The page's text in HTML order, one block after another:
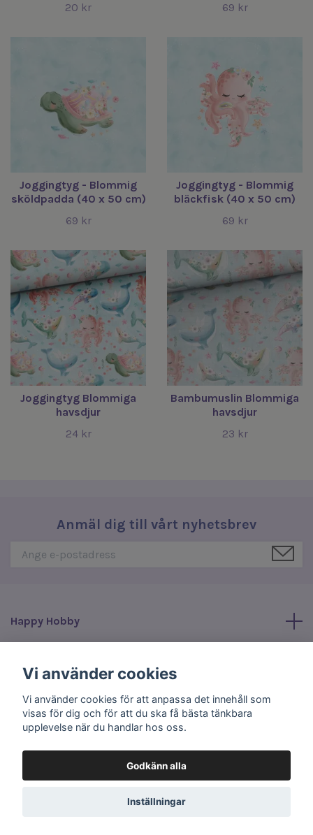
20 kr
69 kr
Joggingtyg - Blommig
sköldpadda (40 x 50 cm)
69 kr
Joggingtyg - Blommig
bläckfisk (40 x 50 cm)
69 kr
Joggingtyg Blommiga
havsdjur
24 kr
Bambumuslin Blommiga
havsdjur
23 kr
Anmäl dig till vårt nyhetsbrev
Happy Hobby
Sociala medier
© 2026 Happy Hobby
Vi använder cookies
Vi använder cookies för att anpassa det innehåll som
visas för dig och för att du ska få bästa tänkbara
upplevelse när du handlar hos oss.
Godkänn alla
Inställningar